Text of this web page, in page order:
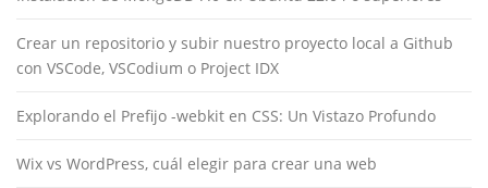
Crear un repositorio y subir nuestro proyecto local a Github
con VSCode, VSCodium o Project IDX
Explorando el Prefijo -webkit en CSS: Un Vistazo Profundo
Wix vs WordPress, cuál elegir para crear una web